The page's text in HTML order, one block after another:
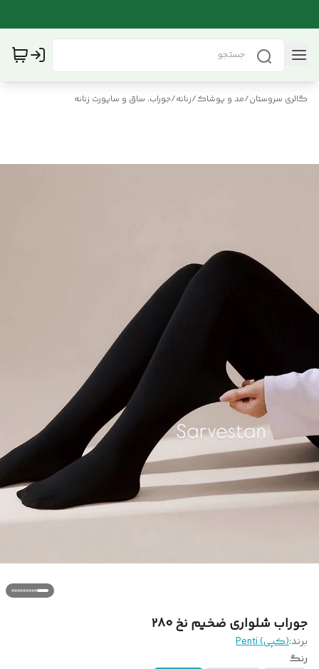
گالری سروستان/مد و پوشاک/زنانه/جوراب، ساق و ساپورت زنانه
جوراب شلواری ضخیم نخ ۲۸۰
برند:(کپی) Penti
رنگ